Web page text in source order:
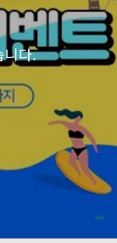
니다.